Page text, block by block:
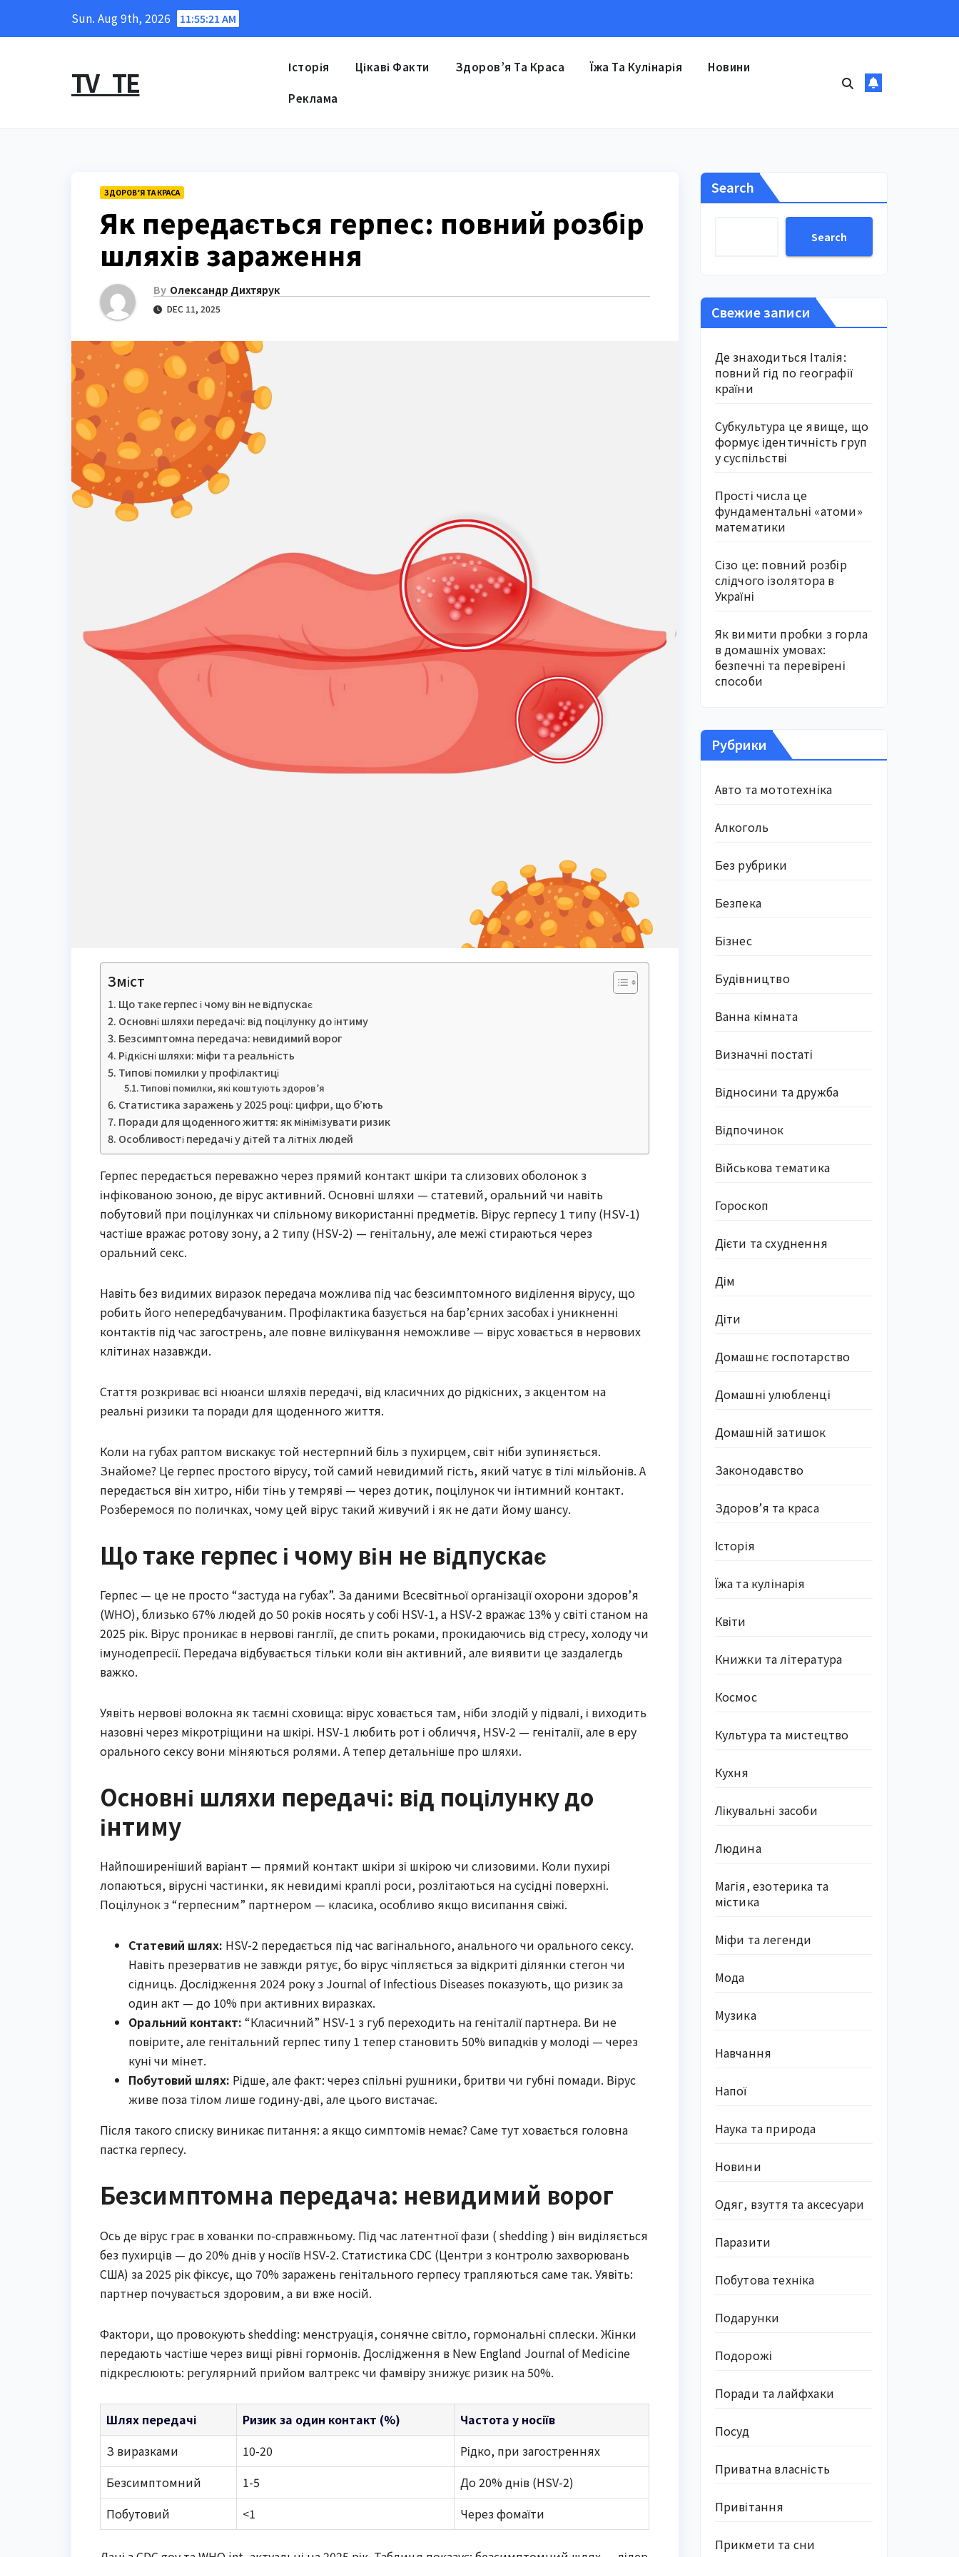
Sun. Aug 9th, 2026 11:55:22 AM
TV_TE Історія Цікаві Факти Здоров’я Та Краса Їжа Та Кулінарія Новини
Реклама
ЗДОРОВ’Я ТА КРАСА
Як передається герпес: повний розбір
шляхів зараження
By Олександр Дихтярук
DEC 11, 2025
Зміст
Що таке герпес і чому він не відпускає
Основні шляхи передачі: від поцілунку до інтиму
Безсимптомна передача: невидимий ворог
Рідкісні шляхи: міфи та реальність
Типові помилки у профілактиці
Типові помилки, які коштують здоров’я
Статистика заражень у 2025 році: цифри, що б’ють
Поради для щоденного життя: як мінімізувати ризик
Особливості передачі у дітей та літніх людей
Герпес передається переважно через прямий контакт шкіри та слизових оболонок з
інфікованою зоною, де вірус активний. Основні шляхи — статевий, оральний чи навіть
побутовий при поцілунках чи спільному використанні предметів. Вірус герпесу 1 типу (HSV-1)
частіше вражає ротову зону, а 2 типу (HSV-2) — генітальну, але межі стираються через
оральний секс.
Навіть без видимих виразок передача можлива під час безсимптомного виділення вірусу, що
робить його непередбачуваним. Профілактика базується на бар’єрних засобах і уникненні
контактів під час загострень, але повне вилікування неможливе — вірус ховається в нервових
клітинах назавжди.
Стаття розкриває всі нюанси шляхів передачі, від класичних до рідкісних, з акцентом на
реальні ризики та поради для щоденного життя.
Коли на губах раптом вискакує той нестерпний біль з пухирцем, світ ніби зупиняється.
Знайоме? Це герпес простого вірусу, той самий невидимий гість, який чатує в тілі мільйонів. А
передається він хитро, ніби тінь у темряві — через дотик, поцілунок чи інтимний контакт.
Розберемося по поличках, чому цей вірус такий живучий і як не дати йому шансу.
Що таке герпес і чому він не відпускає
Герпес — це не просто “застуда на губах”. За даними Всесвітньої організації охорони здоров’я
(WHO), близько 67% людей до 50 років носять у собі HSV-1, а HSV-2 вражає 13% у світі станом на
2025 рік. Вірус проникає в нервові ганглії, де спить роками, прокидаючись від стресу, холоду чи
імунодепресії. Передача відбувається тільки коли він активний, але виявити це заздалегдь
важко.
Уявіть нервові волокна як таємні сховища: вірус ховається там, ніби злодій у підвалі, і виходить
назовні через мікротріщини на шкірі. HSV-1 любить рот і обличчя, HSV-2 — геніталії, але в еру
орального сексу вони міняються ролями. А тепер детальніше про шляхи.
Основні шляхи передачі: від поцілунку до
інтиму
Найпоширеніший варіант — прямий контакт шкіри зі шкірою чи слизовими. Коли пухирі
лопаються, вірусні частинки, як невидимі краплі роси, розлітаються на сусідні поверхні.
Поцілунок з “герпесним” партнером — класика, особливо якщо висипання свіжі.
Статевий шлях: HSV-2 передається під час вагінального, анального чи орального сексу.
Навіть презерватив не завжди рятує, бо вірус чіпляється за відкриті ділянки стегон чи
сідниць. Дослідження 2024 року з Journal of Infectious Diseases показують, що ризик за
один акт — до 10% при активних виразках.
Оральний контакт: “Класичний” HSV-1 з губ переходить на геніталії партнера. Ви не
повірите, але генітальний герпес типу 1 тепер становить 50% випадків у молоді — через
куні чи мінет.
Побутовий шлях: Рідше, але факт: через спільні рушники, бритви чи губні помади. Вірус
живе поза тілом лише годину-дві, але цього вистачає.
Після такого списку виникає питання: а якщо симптомів немає? Саме тут ховається головна
пастка герпесу.
Безсимптомна передача: невидимий ворог
Ось де вірус грає в хованки по-справжньому. Під час латентної фази ( shedding ) він виділяється
без пухирців — до 20% днів у носіїв HSV-2. Статистика CDC (Центри з контролю захворювань
США) за 2025 рік фіксує, що 70% заражень генітального герпесу трапляються саме так. Уявіть:
партнер почувається здоровим, а ви вже носій.
Фактори, що провокують shedding: менструація, сонячне світло, гормональні сплески. Жінки
передають частіше через вищі рівні гормонів. Дослідження в New England Journal of Medicine
підкреслюють: регулярний прийом валтрекс чи фамвіру знижує ризик на 50%.
Шлях передачі Ризик за один контакт (%)
Частота у носіїв
З виразками
10-20
Рідко, при загостреннях
Безсимптомний
1-5
До 20% днів (HSV-2)
Побутовий
<1 Через фомаїти
Search
Search
Свежие записи
Де знаходиться Італія:
повний гід по географії
країни
Субкультура це явище, що
формує ідентичність груп
у суспільстві
Прості числа це
фундаментальні «атоми»
математики
Сізо це: повний розбір
слідчого ізолятора в
Україні
Як вимити пробки з горла
в домашніх умовах:
безпечні та перевірені
способи
Рубрики
Авто та мототехніка
Алкоголь
Без рубрики
Безпека
Бізнес
Будівництво
Ванна кімната
Визначні постаті
Відносини та дружба
Відпочинок
Військова тематика
Гороскоп
Дієти та схуднення
Дім
Діти
Домашнє госпотарство
Домашні улюбленці
Домашній затишок
Законодавство
Здоров’я та краса
Історія
Їжа та кулінарія
Квіти
Книжки та література
Космос
Культура та мистецтво
Кухня
Лікувальні засоби
Людина
Магія, езотерика та
містика
Міфи та легенди
Мода
Музика
Навчання
Напої
Наука та природа
Новини
Одяг, взуття та аксесуари
Паразити
Побутова техніка
Подарунки
Подорожі
Поради та лайфхаки
Посуд
Приватна власність
Привітання
Прикмети та сни